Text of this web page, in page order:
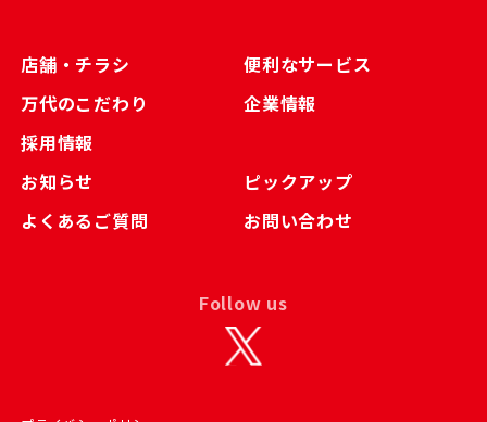
店舗・チラシ
便利なサービス
万代のこだわり
企業情報
採用情報
お知らせ
ピックアップ
よくあるご質問
お問い合わせ
Follow us